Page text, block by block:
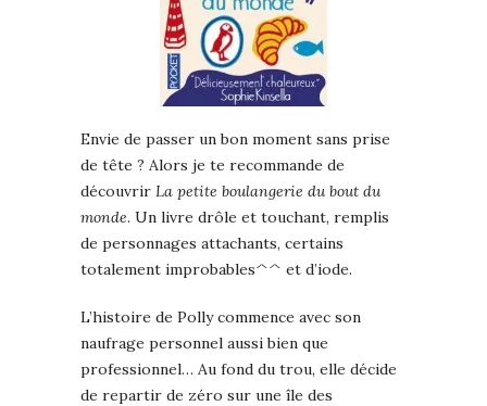
Envie de passer un bon moment sans prise
de tête ? Alors je te recommande de
découvrir La petite boulangerie du bout du
monde. Un livre drôle et touchant, remplis
de personnages attachants, certains
totalement improbables^^ et d’iode.
L’histoire de Polly commence avec son
naufrage personnel aussi bien que
professionnel… Au fond du trou, elle décide
de repartir de zéro sur une île des